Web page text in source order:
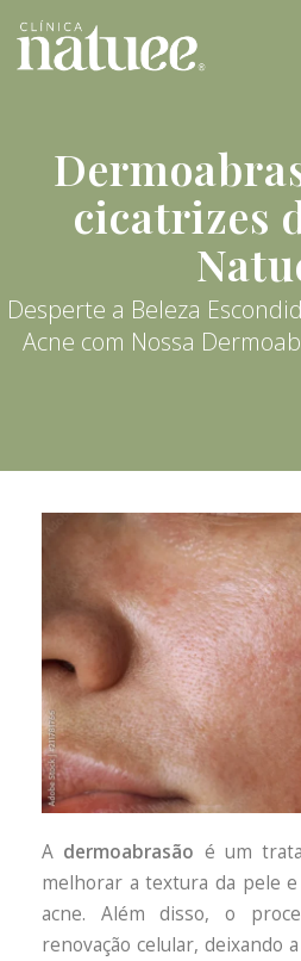
cicatrizes
Desperte a Beleza
Acne com Nossa
A dermoabrasão é um
melhorar a textura da pele
acne. Além disso, o
renovação celular, deixando